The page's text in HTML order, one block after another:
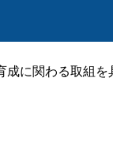
に関わる取組を